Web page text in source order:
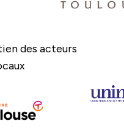
des acteurs